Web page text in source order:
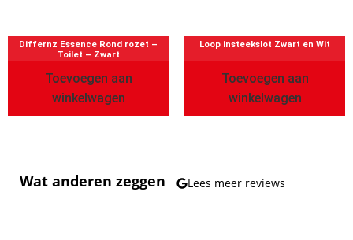
Differnz Essence Rond rozet –
Toilet – Zwart
Toevoegen aan
winkelwagen
Loop insteekslot Zwart en Wit
Toevoegen aan
winkelwagen
Wat anderen zeggen Lees meer reviews